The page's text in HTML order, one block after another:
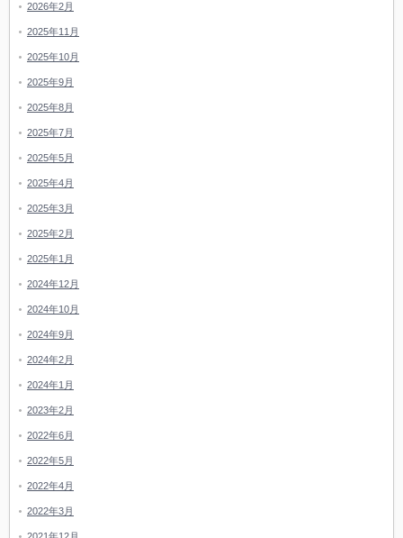
2026年2月
2025年11月
2025年10月
2025年9月
2025年8月
2025年7月
2025年5月
2025年4月
2025年3月
2025年2月
2025年1月
2024年12月
2024年10月
2024年9月
2024年2月
2024年1月
2023年2月
2022年6月
2022年5月
2022年4月
2022年3月